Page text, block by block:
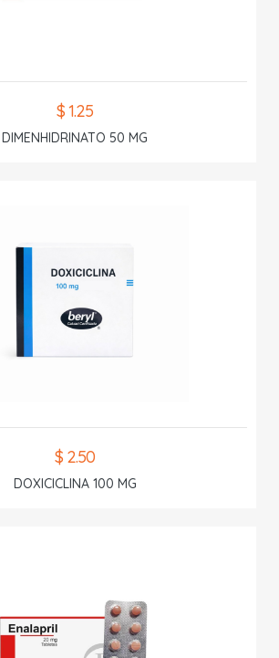
$ 1.25
DIMENHIDRINATO 50 MG
$ 2.50
DOXICICLINA 100 MG